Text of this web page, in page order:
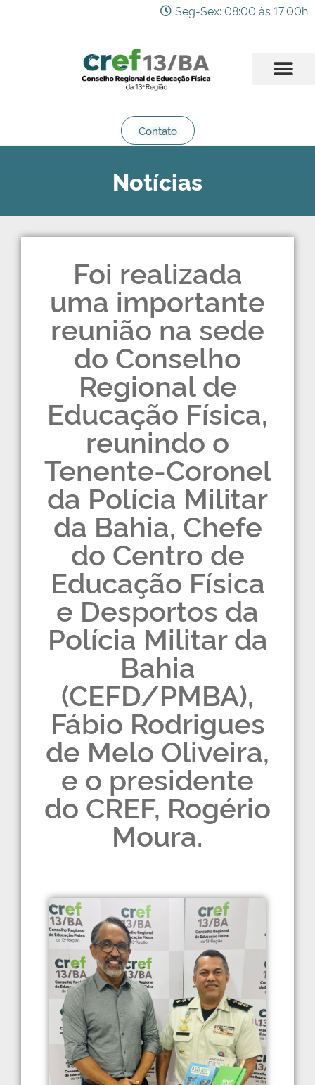
Seg-Sex: 08:00 às 17:00h
Contato
Notícias
Foi realizada
uma importante
reunião na sede
do Conselho
Regional de
Educação Física,
reunindo o
Tenente-Coronel
da Polícia Militar
da Bahia, Chefe
do Centro de
Educação Física
e Desportos da
Polícia Militar da
Bahia
(CEFD/PMBA),
Fábio Rodrigues
de Melo Oliveira,
e o presidente
do CREF, Rogério
Moura.